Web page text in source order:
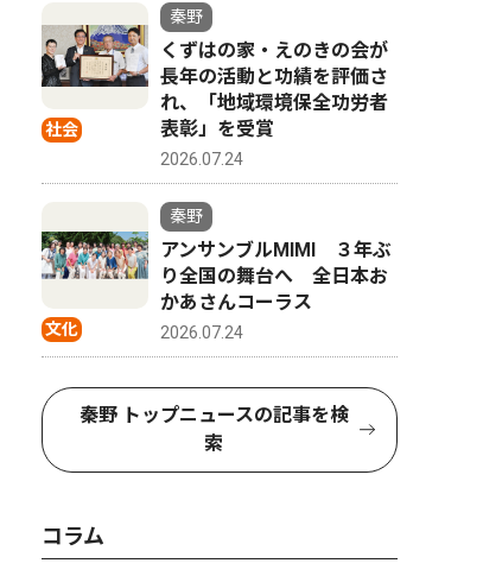
社会
秦野
くずはの家・えのきの会が
長年の活動と功績を評価さ
れ、「地域環境保全功労者
表彰」を受賞
2026.07.24
文化
秦野
アンサンブルMIMI ３年ぶ
り全国の舞台へ 全日本お
かあさんコーラス
2026.07.24
秦野 トップニュースの記事を検
索
コラム